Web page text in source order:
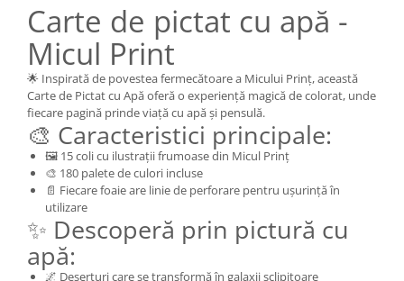
Carte de pictat cu apă -
Micul Print
🌟 Inspirată de povestea fermecătoare a Micului Prinț, această
Carte de Pictat cu Apă oferă o experiență magică de colorat, unde
fiecare pagină prinde viață cu apă și pensulă.
🎨 Caracteristici principale:
🖼️ 15 coli cu ilustrații frumoase din Micul Prinț
🎨 180 palete de culori incluse
📄 Fiecare foaie are linie de perforare pentru ușurință în
utilizare
✨ Descoperă prin pictură cu
apă:
🌌 Deșerturi care se transformă în galaxii sclipitoare